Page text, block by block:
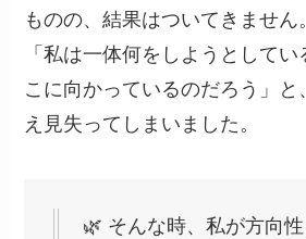
ものの、結果はついてきません
「私は一体何をしようとして
こに向かっているのだろう」と
え見失ってしまいました。
🌿 そんな時、私が方向